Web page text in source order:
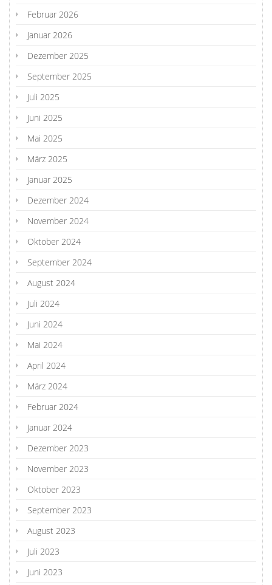
Februar 2026
Januar 2026
Dezember 2025
September 2025
Juli 2025
Juni 2025
Mai 2025
März 2025
Januar 2025
Dezember 2024
November 2024
Oktober 2024
September 2024
August 2024
Juli 2024
Juni 2024
Mai 2024
April 2024
März 2024
Februar 2024
Januar 2024
Dezember 2023
November 2023
Oktober 2023
September 2023
August 2023
Juli 2023
Juni 2023